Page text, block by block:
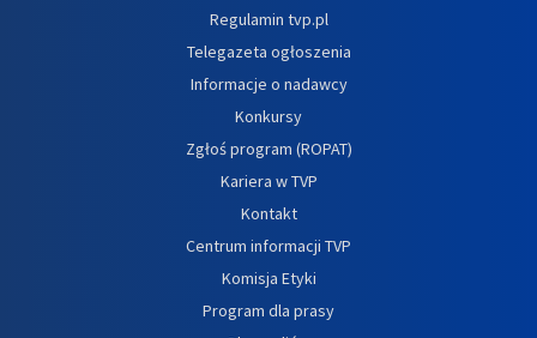
Regulamin tvp.pl
Telegazeta ogłoszenia
Informacje o nadawcy
Konkursy
Zgłoś program (ROPAT)
Kariera w TVP
Kontakt
Centrum informacji TVP
Komisja Etyki
Program dla prasy